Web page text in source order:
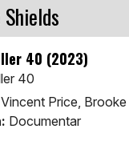
40 (2023)
40
Vincent Price,
Documentar